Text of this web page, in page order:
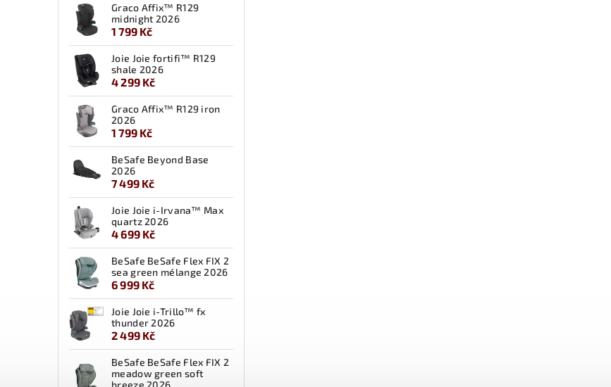
Graco Affix™ R129
midnight 2026
1 799 Kč
Joie Joie fortifi™ R129
shale 2026
4 299 Kč
Graco Affix™ R129 iron
2026
1 799 Kč
BeSafe Beyond Base
2026
7 499 Kč
Joie Joie i-Irvana™ Max
quartz 2026
4 699 Kč
BeSafe BeSafe Flex FIX 2
sea green mélange 2026
6 999 Kč
Joie Joie i-Trillo™ fx
thunder 2026
2 499 Kč
BeSafe BeSafe Flex FIX 2
meadow green soft
breeze 2026